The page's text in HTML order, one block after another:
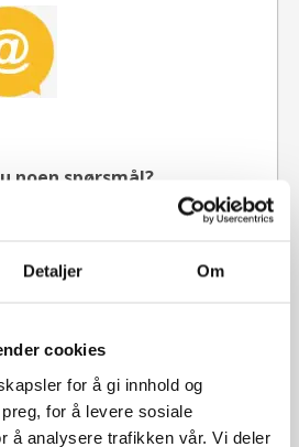
Detaljer Om
cookies
for å gi innhold og
for å levere sosiale
å analysere trafikken vår. Vi deler
noen spørsmål?
21 60 00 23